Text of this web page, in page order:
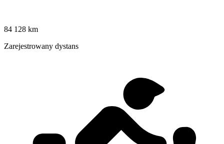
84 128 km
Zarejestrowany dystans